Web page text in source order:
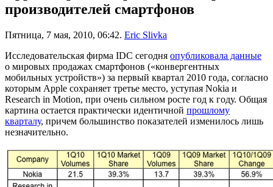
производителей смартфонов
Пятница, 7 мая, 2010, 06:42. Eric Slivka
Исследовательская фирма IDC сегодня опубликовала данные
о мировых продажах смартфонов («конвергентных
мобильных устройств») за первый квартал 2010 года, согласно
которым Apple сохраняет третье место, уступая Nokia и
Research in Motion, при очень сильном росте год к году. Общая
картина остается практически идентичной прошлому
кварталу, причем большинство показателей изменилось лишь
незначительно.